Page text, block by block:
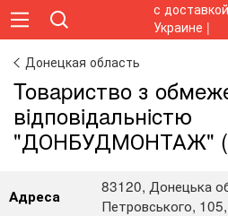
Донецкая область
Toвapиcтвo з
вiдпoвiдaльнicтю
"ДОНБУДМОНТАЖ"
Адреса
83120, Донецька
Петровського,